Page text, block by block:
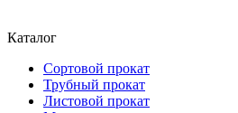
Каталог
Сортовой прокат
Трубный прокат
Листовой прокат